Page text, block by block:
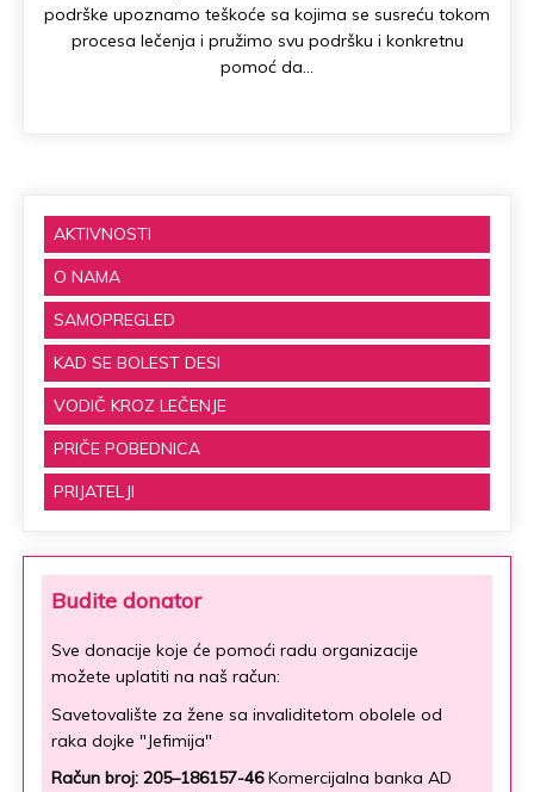
podrške upoznamo teškoće sa kojima se susreću tokom
procesa lečenja i pružimo svu podršku i konkretnu
pomoć da…
AKTIVNOSTI
O NAMA
SAMOPREGLED
KAD SE BOLEST DESI
VODIČ KROZ LEČENJE
PRIČE POBEDNICA
PRIJATELJI
Budite donator
Sve donacije koje će pomoći radu organizacije
možete uplatiti na naš račun:
Savetovalište za žene sa invaliditetom obolele od
raka dojke "Jefimija"
Račun broj: 205–186157-46Komercijalna banka AD